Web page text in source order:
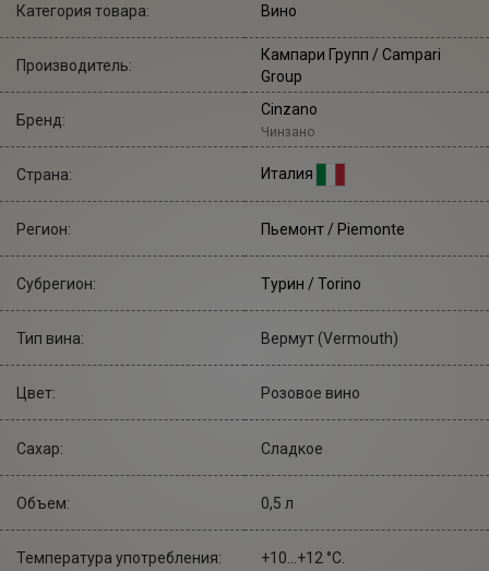
Категория товара: Вино
Производитель:
Кампари Групп / Campari
Group
Бренд:
Cinzano
Чинзано
Страна: Италия
Регион: Пьемонт / Piemonte
Субрегион: Турин / Torino
Тип вина: Вермут (Vermouth)
Цвет: Розовое вино
Сахар: Сладкое
Объем: 0,5 л
Температура употребления: +10...+12 °С.